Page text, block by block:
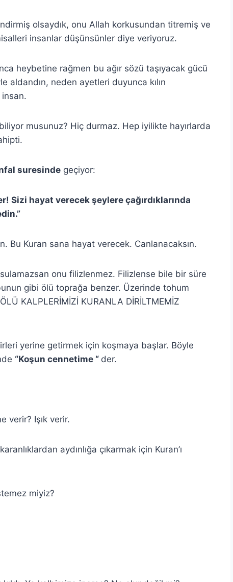
olsaydık, onu Allah korkusundan titremiş ve
insanlar düşünsünler diye veriyoruz.
heybetine rağmen bu ağır sözü taşıyacak gücü
aldandın, neden ayetleri duyunca kılın
insan.
musunuz? Hiç durmaz. Hep iyilikte hayırlarda
suresinde geçiyor:
Sizi hayat verecek şeylere çağırdıklarında
Bu Kuran sana hayat verecek. Canlanacaksın.
onu filizlenmez. Filizlense bile bir süre
gibi ölü toprağa benzer. Üzerinde tohum
KALPLERİMİZİ KURANLA DİRİLTMEMİZ
yerine getirmek için koşmaya başlar. Böyle
“Koşun cennetime “ der.
verir? Işık verir.
aydınlığa çıkarmak için Kuran’ı
miyiz?